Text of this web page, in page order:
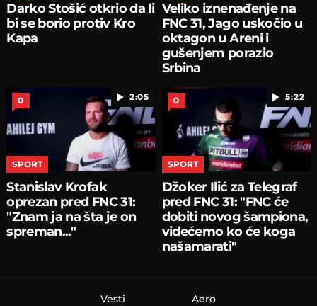
Darko Stošić otkrio da li
bi se borio protiv Kro
Kapa
Veliko iznenađenje na
FNC 31, Jago uskočio u
oktagon u Areni i
gušenjem porazio
Srbina
2:05
0
SPORT
Stanislav Krofak
oprezan pred FNC 31:
"Znam ja na šta je on
spreman..."
5:22
0
SPORT
Džoker Ilić za Telegraf
pred FNC 31: "FNC će
dobiti novog šampiona,
videćemo ko će koga
našamarati"
Vesti Aero